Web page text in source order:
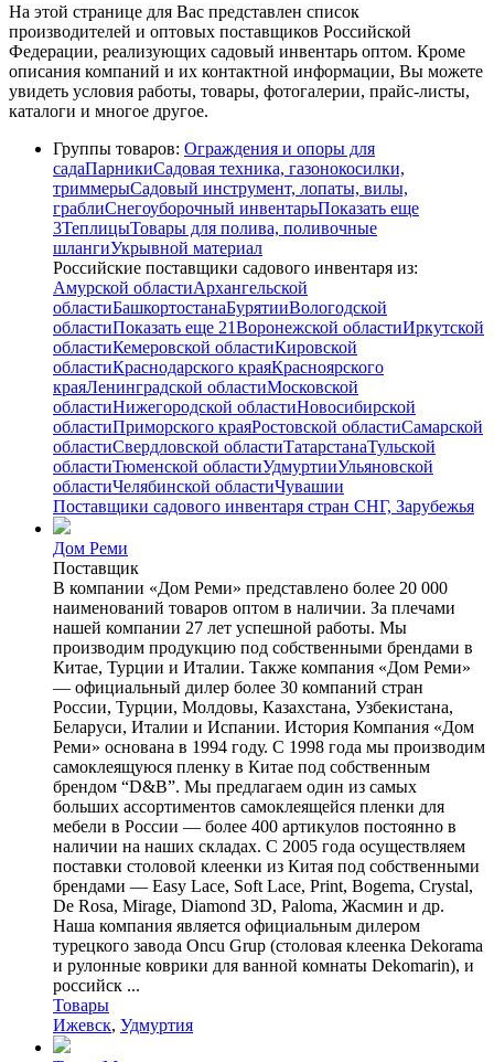
На этой странице для Вас представлен список
производителей и оптовых поставщиков Российской
Федерации, реализующих садовый инвентарь оптом. Кроме
описания компаний и их контактной информации, Вы можете
увидеть условия работы, товары, фотогалерии, прайс-листы,
каталоги и многое другое.
Группы товаров: Ограждения и опоры для
садаПарникиСадовая техника, газонокосилки,
триммерыСадовый инструмент, лопаты, вилы,
граблиСнегоуборочный инвентарьПоказать еще
3ТеплицыТовары для полива, поливочные
шлангиУкрывной материал
Российские поставщики садового инвентаря из:
Амурской областиАрхангельской
областиБашкортостанаБурятииВологодской
областиПоказать еще 21Воронежской областиИркутской
областиКемеровской областиКировской
областиКраснодарского краяКрасноярского
краяЛенинградской областиМосковской
областиНижегородской областиНовосибирской
областиПриморского краяРостовской областиСамарской
областиСвердловской областиТатарстанаТульской
областиТюменской областиУдмуртииУльяновской
областиЧелябинской областиЧувашии
Поставщики садового инвентаря стран СНГ, Зарубежья
Дом Реми
Поставщик
В компании «Дом Реми» представлено более 20 000
наименований товаров оптом в наличии. За плечами
нашей компании 27 лет успешной работы. Мы
производим продукцию под собственными брендами в
Китае, Турции и Италии. Также компания «Дом Реми»
— официальный дилер более 30 компаний стран
России, Турции, Молдовы, Казахстана, Узбекистана,
Беларуси, Италии и Испании. История Компания «Дом
Реми» основана в 1994 году. С 1998 года мы производим
самоклеящуюся пленку в Китае под собственным
брендом “D&B”. Мы предлагаем один из самых
больших ассортиментов самоклеящейся пленки для
мебели в России — более 400 артикулов постоянно в
наличии на наших складах. С 2005 года осуществляем
поставки столовой клеенки из Китая под собственными
брендами — Easy Lace, Soft Lace, Print, Bogema, Crystal,
De Rosa, Mirage, Diamond 3D, Paloma, Жасмин и др.
Наша компания является официальным дилером
турецкого завода Oncu Grup (столовая клеенка Dekorama
и рулонные коврики для ванной комнаты Dekomarin), и
российск ...
Товары
Ижевск, Удмуртия